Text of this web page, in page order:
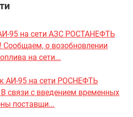
95 на сети АЗС РОСТАНЕФТЬ
о возобновлении
на сети...
АИ-95 на сети РОСНЕФТЬ
связи с введением временных
поставщи...